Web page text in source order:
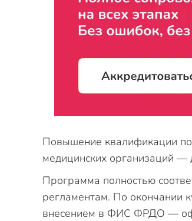
Повышение квалификации по
медицинских организаций —
Программа полностью
регламентам. По окончании
внесением в ФИС ФРДО —